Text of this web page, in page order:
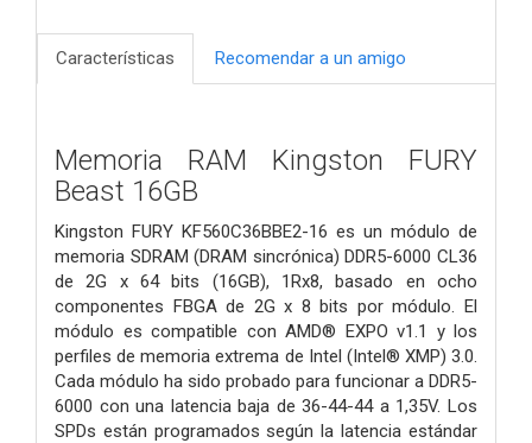
Características Recomendar a un amigo
Memoria RAM Kingston FURY
Beast 16GB
Kingston FURY KF560C36BBE2-16 es un módulo de
memoria SDRAM (DRAM sincrónica) DDR5-6000 CL36
de 2G x 64 bits (16GB), 1Rx8, basado en ocho
componentes FBGA de 2G x 8 bits por módulo. El
módulo es compatible con AMD® EXPO v1.1 y los
perfiles de memoria extrema de Intel (Intel® XMP) 3.0.
Cada módulo ha sido probado para funcionar a DDR5-
6000 con una latencia baja de 36-44-44 a 1,35V. Los
SPDs están programados según la latencia estándar